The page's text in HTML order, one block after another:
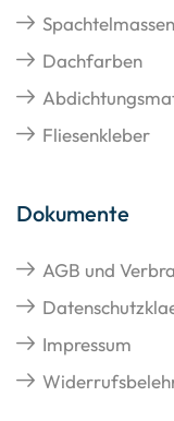
Spachtelmassen
Dachfarben
Fliesenkleber
Dokumente
AGB und
Impressum